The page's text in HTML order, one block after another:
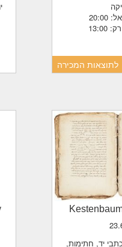
לתוצאות המכירה
יודאיקה: ספרים, כתבי יד, מכתבים,